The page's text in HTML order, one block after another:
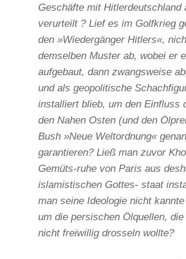
Geschäfte mit Hitlerdeutschland
verurteilt ? Lief es im Golfkrieg
den »Wiedergänger Hitlers«,
demselben Muster ab, wobei er
aufgebaut, dann zwangsweise
und als geopolitische
installiert blieb, um den Einfluss
den Nahen Osten (und den
Bush »Neue Weltordnung«
garantieren? Ließ man zuvor
Gemüts-ruhe von Paris aus
islamistischen Gottes- staat
man seine Ideologie nicht
um die persischen Ölquellen,
nicht freiwillig drosseln wollte?